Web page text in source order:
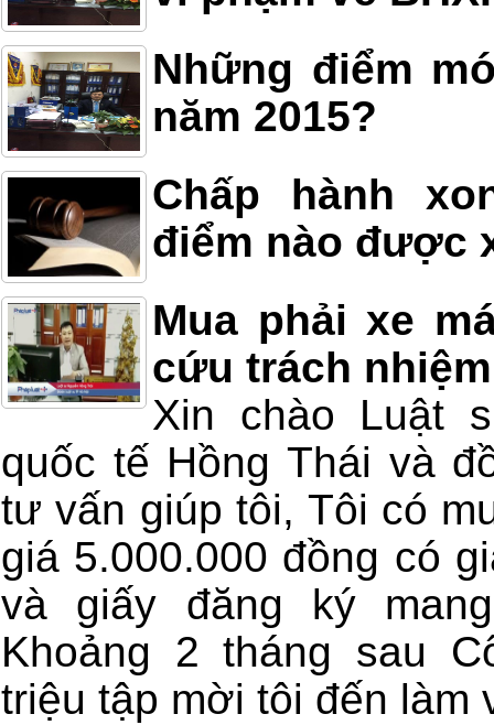
Những điểm
năm 2015?
Chấp hành
điểm nào được
Mua phải xe
cứu trách
Xin chào Luật
quốc tế Hồng Thái và
tư vấn giúp tôi, Tôi có
giá 5.000.000 đồng có
và giấy đăng ký
Khoảng 2 tháng sau
triệu tập mời tôi đến làm